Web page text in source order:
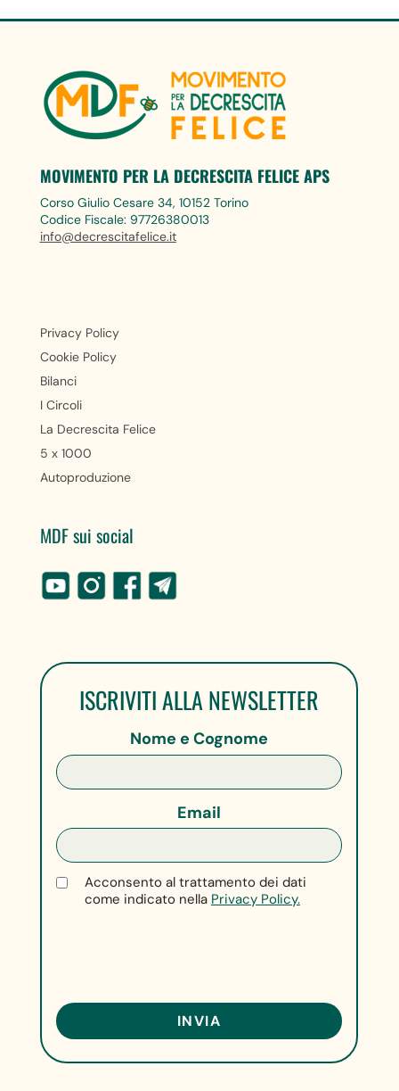
MOVIMENTO PER LA DECRESCITA FELICE APS
Corso Giulio Cesare 34, 10152 Torino
Codice Fiscale: 97726380013
info@decrescitafelice.it
Privacy Policy
Cookie Policy
Bilanci
I Circoli
La Decrescita Felice
5 x 1000
Autoproduzione
MDF sui social
ISCRIVITI ALLA NEWSLETTER
Nome e Cognome
Email
Acconsento al trattamento dei dati
come indicato nella Privacy Policy.